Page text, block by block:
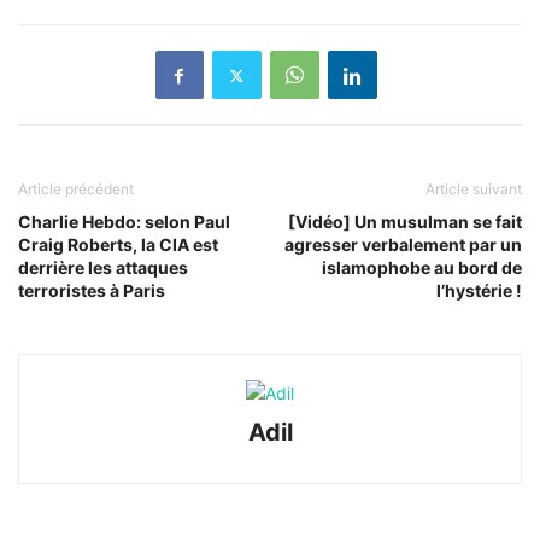
Article précédent
Charlie Hebdo: selon Paul
Craig Roberts, la CIA est
derrière les attaques
terroristes à Paris
Article suivant
[Vidéo] Un musulman se fait
agresser verbalement par un
islamophobe au bord de
l’hystérie !
Adil